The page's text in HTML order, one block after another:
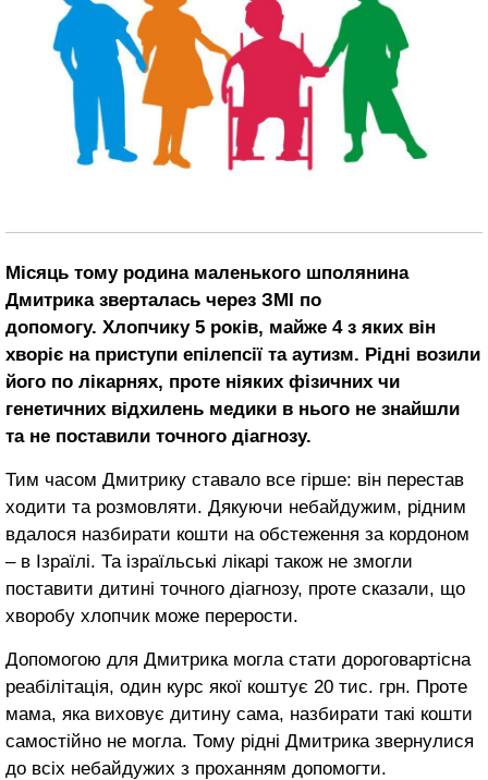
Місяць тому родина маленького шполянина
Дмитрика зверталась через ЗМІ по
допомогу. Хлопчику 5 років, майже 4 з яких він
хворіє на приступи епілепсії та аутизм. Рідні возили
його по лікарнях, проте ніяких фізичних чи
генетичних відхилень медики в нього не знайшли
та не поставили точного діагнозу.
Тим часом Дмитрику ставало все гірше: він перестав
ходити та розмовляти. Дякуючи небайдужим, рідним
вдалося назбирати кошти на обстеження за кордоном
– в Ізраїлі. Та ізраїльські лікарі також не змогли
поставити дитині точного діагнозу, проте сказали, що
хворобу хлопчик може перерости.
Допомогою для Дмитрика могла стати дороговартісна
реабілітація, один курс якої коштує 20 тис. грн. Проте
мама, яка виховує дитину сама, назбирати такі кошти
самостійно не могла. Тому рідні Дмитрика звернулися
до всіх небайдужих з проханням допомогти.